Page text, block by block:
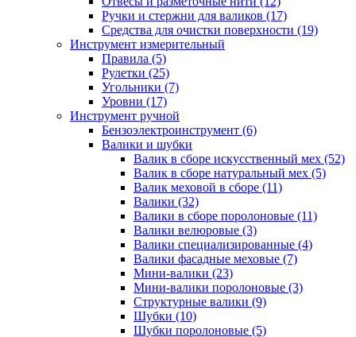
Ручки и стержни для валиков (17)
Средства для очистки поверхности (19)
Инструмент измерительный
Правила (5)
Рулетки (25)
Угольники (7)
Уровни (17)
Инструмент ручной
Бензоэлектроинструмент (6)
Валики и шубки
Валик в сборе искусственный мех (52)
Валик в сборе натуральный мех (5)
Валик меховой в сборе (11)
Валики (32)
Валики в сборе поролоновые (11)
Валики велюровые (3)
Валики специализированные (4)
Валики фасадные меховые (7)
Мини-валики (23)
Мини-валики поролоновые (3)
Структурные валики (9)
Шубки (10)
Шубки поролоновые (5)